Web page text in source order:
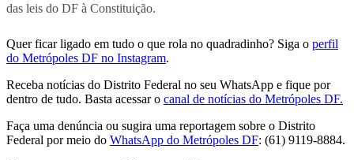
das leis do DF à Constituição.
Quer ficar ligado em tudo o que rola no quadradinho? Siga o perfil
do Metrópoles DF no Instagram.
Receba notícias do Distrito Federal no seu WhatsApp e fique por
dentro de tudo. Basta acessar o canal de notícias do Metrópoles DF.
Faça uma denúncia ou sugira uma reportagem sobre o Distrito
Federal por meio do WhatsApp do Metrópoles DF: (61) 9119-8884.